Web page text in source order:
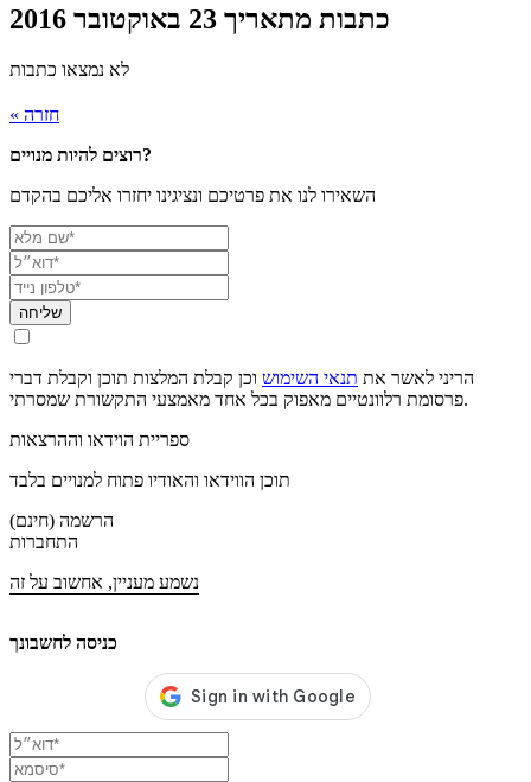
כתבות מתאריך 23 באוקטובר 2016
לא נמצאו כתבות
« חזרה
רוצים להיות מנויים?
השאירו לנו את פרטיכם ונציגינו יחזרו אליכם בהקדם
שליחה
הריני לאשר את תנאי השימוש וכן קבלת המלצות תוכן וקבלת דברי
פרסומת רלוונטיים מאפוק בכל אחד מאמצעי התקשורת שמסרתי.
ספריית הוידאו וההרצאות
תוכן הווידאו והאודיו פתוח למנויים בלבד
הרשמה (חינם)
התחברות
נשמע מעניין, אחשוב על זה
כניסה לחשבונך